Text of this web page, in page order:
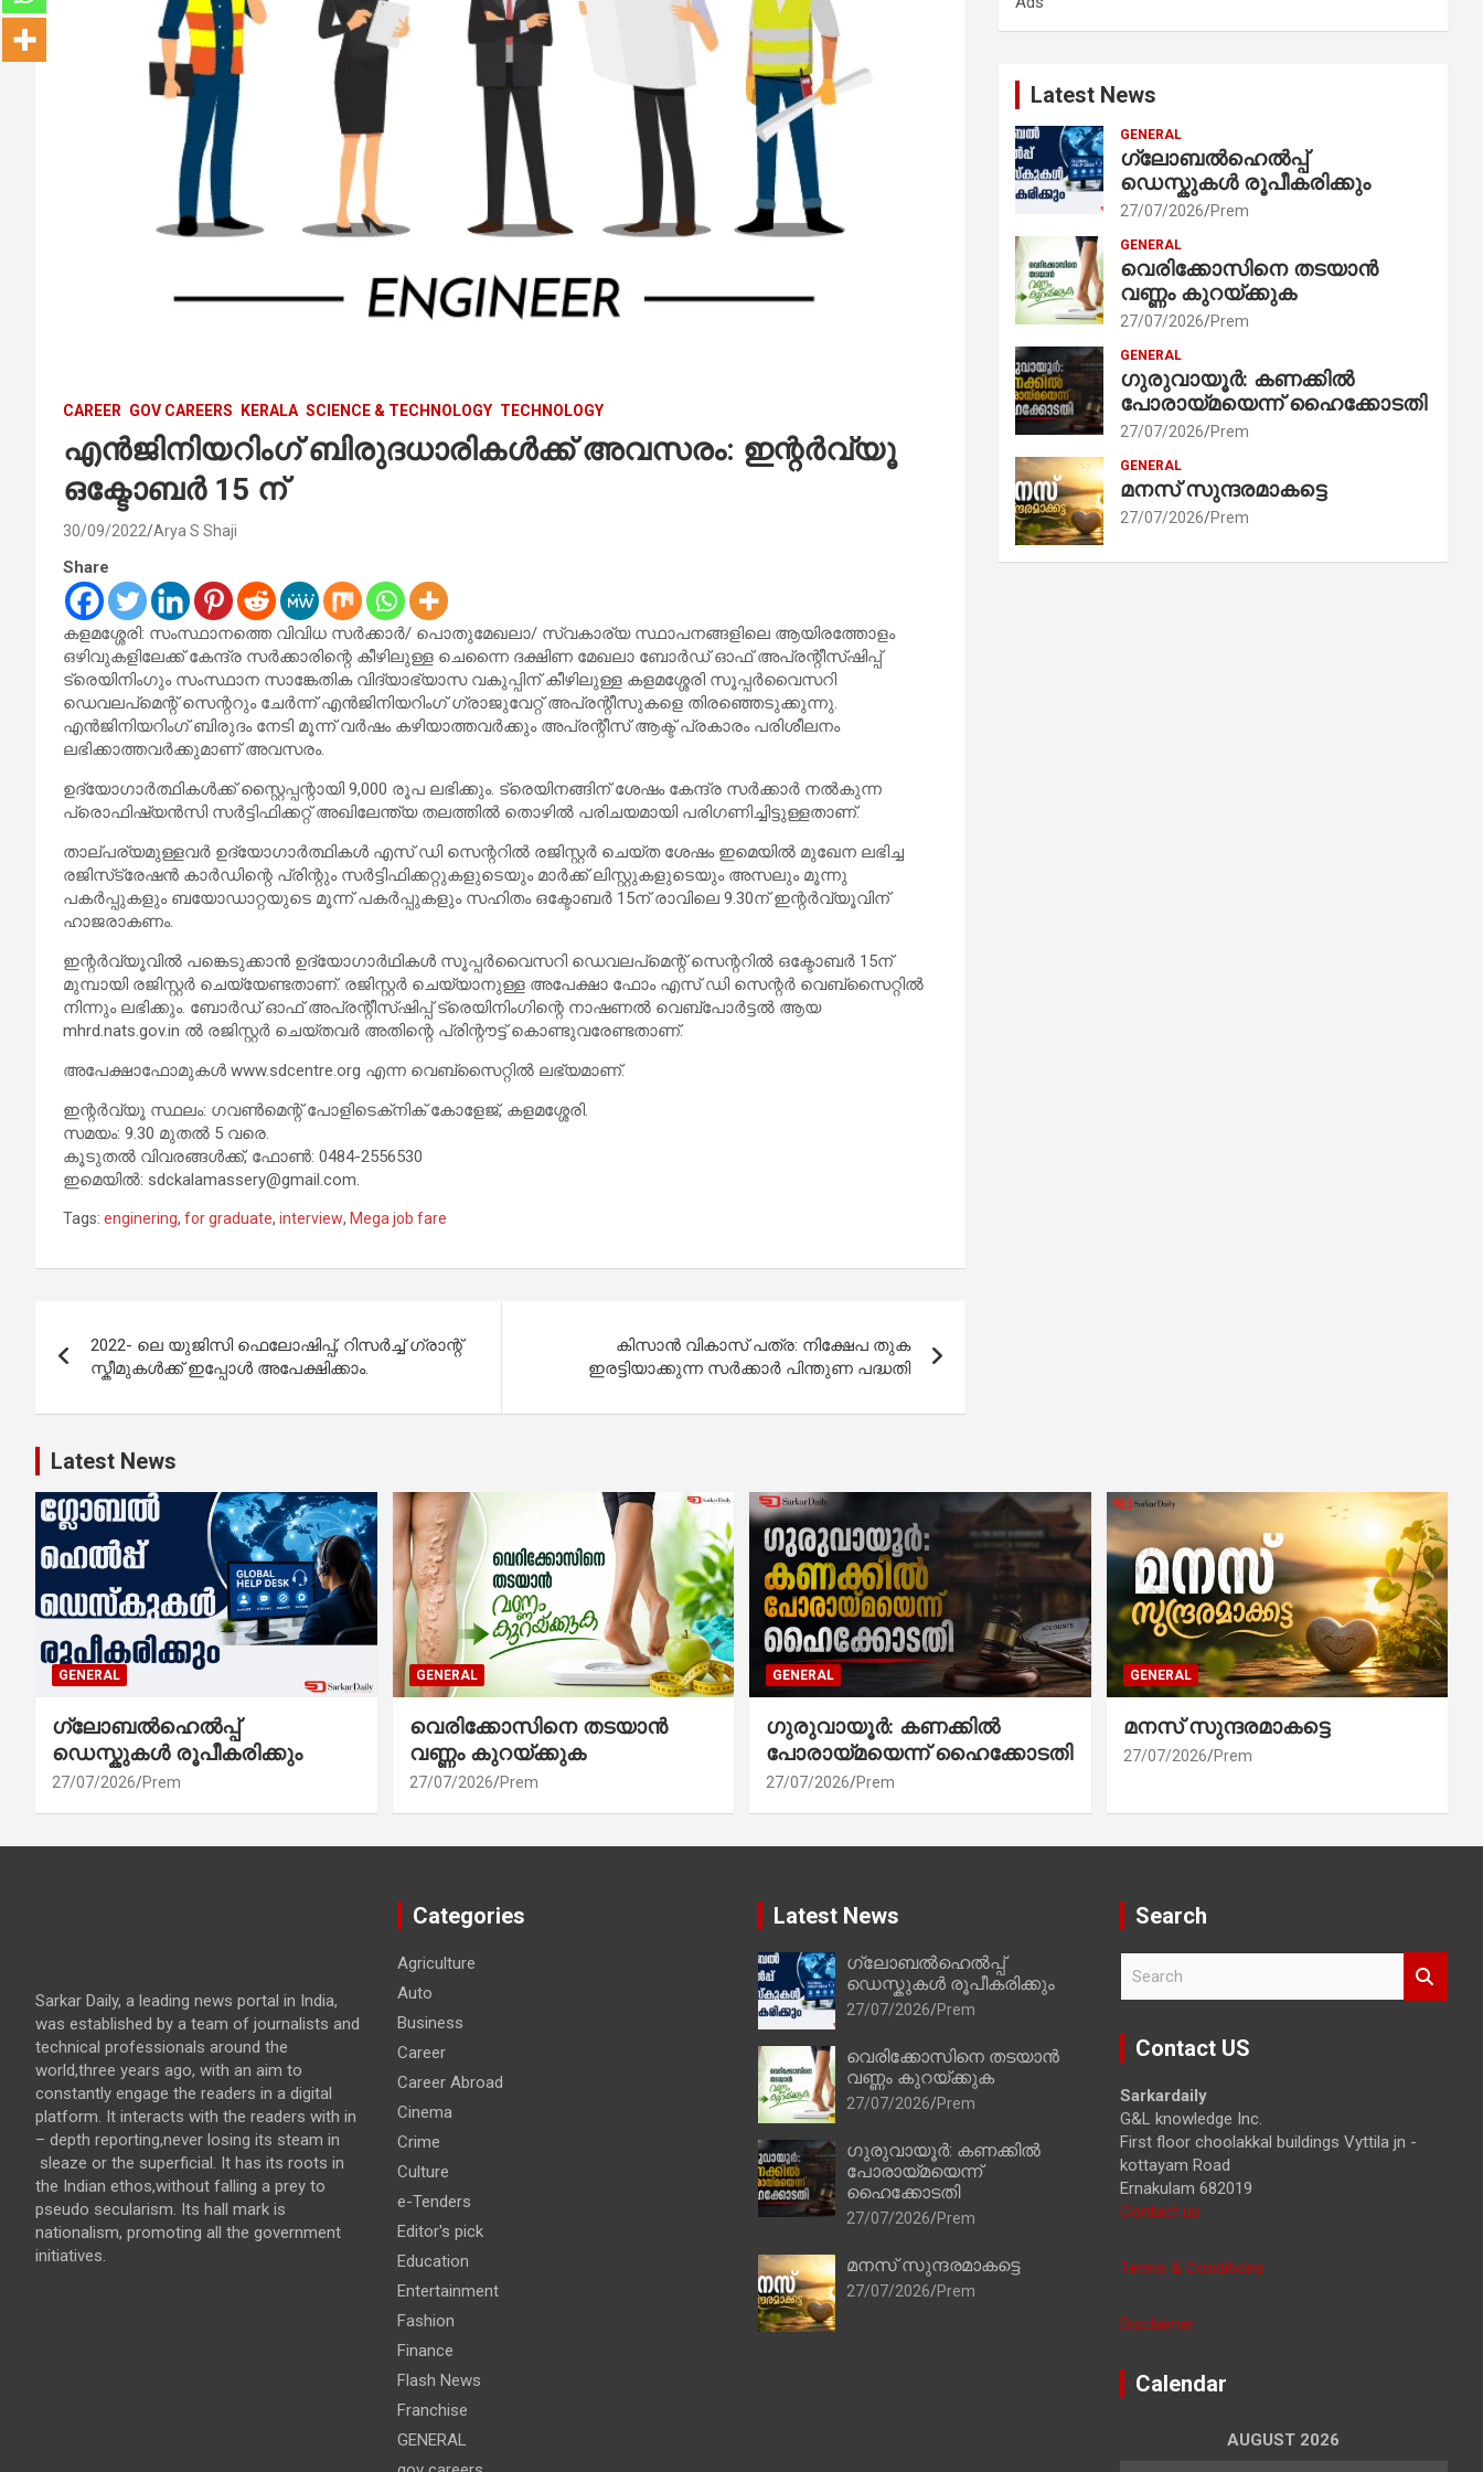
CAREER GOV CAREERS KERALA SCIENCE & TECHNOLOGY TECHNOLOGY
എൻജിനിയറിംഗ് ബിരുദധാരികൾക്ക് അവസരം: ഇന്റർവ്യൂ
ഒക്ടോബർ 15 ന്
30/09/2022 Arya S Shaji
Share
കളമശ്ശേരി: സംസ്ഥാനത്തെ വിവിധ സർക്കാർ/ പൊതുമേഖലാ/ സ്വകാര്യ സ്ഥാപനങ്ങളിലെ ആയിരത്തോളം
ഒഴിവുകളിലേക്ക് കേന്ദ്ര സർക്കാരിന്റെ കീഴിലുള്ള ചെന്നൈ ദക്ഷിണ മേഖലാ ബോർഡ് ഓഫ് അപ്രന്റീസ്ഷിപ്പ്
ട്രെയിനിംഗും സംസ്ഥാന സാങ്കേതിക വിദ്യാഭ്യാസ വകുപ്പിന് കീഴിലുള്ള കളമശ്ശേരി സൂപ്പർവൈസറി
ഡെവലപ്‌മെന്റ് സെന്ററും ചേർന്ന് എൻജിനിയറിംഗ് ഗ്രാജുവേറ്റ് അപ്രന്റീസുകളെ തിരഞ്ഞെടുക്കുന്നു.
എൻജിനിയറിംഗ് ബിരുദം നേടി മൂന്ന് വർഷം കഴിയാത്തവർക്കും അപ്രന്റീസ് ആക്ട് പ്രകാരം പരിശീലനം
ലഭിക്കാത്തവർക്കുമാണ് അവസരം.
ഉദ്യോഗാർത്ഥികൾക്ക് സ്റ്റൈപ്പന്റായി 9,000 രൂപ ലഭിക്കും. ട്രെയിനങ്ങിന് ശേഷം കേന്ദ്ര സർക്കാർ നൽകുന്ന
പ്രൊഫിഷ്യൻസി സർട്ടിഫിക്കറ്റ് അഖിലേന്ത്യ തലത്തിൽ തൊഴിൽ പരിചയമായി പരിഗണിച്ചിട്ടുള്ളതാണ്.
താല്പര്യമുള്ളവർ ഉദ്യോഗാർത്ഥികൾ എസ് ഡി സെന്ററിൽ രജിസ്റ്റർ ചെയ്ത ശേഷം ഇമെയിൽ മുഖേന ലഭിച്ച
രജിസ്‌ട്രേഷൻ കാർഡിന്റെ പ്രിന്റും സർട്ടിഫിക്കറ്റുകളുടെയും മാർക്ക് ലിസ്റ്റുകളുടെയും അസലും മൂന്നു
പകർപ്പുകളും ബയോഡാറ്റയുടെ മൂന്ന് പകർപ്പുകളും സഹിതം ഒക്ടോബർ 15ന് രാവിലെ 9.30ന് ഇന്റർവ്യൂവിന്
ഹാജരാകണം.
ഇന്റർവ്യൂവിൽ പങ്കെടുക്കാൻ ഉദ്യോഗാർഥികൾ സൂപ്പർവൈസറി ഡെവലപ്‌മെന്റ് സെന്ററിൽ ഒക്ടോബർ 15ന്
മുമ്പായി രജിസ്റ്റർ ചെയ്യേണ്ടതാണ്. രജിസ്റ്റർ ചെയ്യാനുള്ള അപേക്ഷാ ഫോം എസ് ഡി സെന്റർ വെബ്‌സൈറ്റിൽ
നിന്നും ലഭിക്കും. ബോർഡ് ഓഫ് അപ്രന്റീസ്ഷിപ്പ് ട്രെയിനിംഗിന്റെ നാഷണൽ വെബ്പോർട്ടൽ ആയ
mhrd.nats.gov.in ൽ രജിസ്റ്റർ ചെയ്തവർ അതിന്റെ പ്രിന്റൗട്ട് കൊണ്ടുവരേണ്ടതാണ്.
അപേക്ഷാഫോമുകൾ www.sdcentre.org എന്ന വെബ്‌സൈറ്റിൽ ലഭ്യമാണ്.
ഇന്റർവ്യൂ സ്ഥലം: ഗവൺമെന്റ് പോളിടെക്‌നിക് കോളേജ്, കളമശ്ശേരി.
സമയം: 9.30 മുതൽ 5 വരെ.
കൂടുതൽ വിവരങ്ങൾക്ക്, ഫോൺ: 0484-2556530
ഇമെയിൽ: sdckalamassery@gmail.com.
Tags: enginering, for graduate, interview, Mega job fare
navigation
2022- ലെ യുജിസി ഫെലോഷിപ്പ്, റിസർച്ച് ഗ്രാന്റ്
സ്കീമുകൾക്ക് ഇപ്പോൾ അപേക്ഷിക്കാം.
കിസാൻ വികാസ് പത്ര: നിക്ഷേപ തുക
ഇരട്ടിയാക്കുന്ന സർക്കാർ പിന്തുണ പദ്ധതി
Latest News
GENERAL
ഗ്ലോബൽഹെൽപ്പ്
ഡെസ്കുകൾ രൂപീകരിക്കും
27/07/2026 Prem
GENERAL
വെരിക്കോസിനെ തടയാൻ
വണ്ണം കുറയ്ക്കുക
27/07/2026 Prem
GENERAL
ഗുരുവായൂർ: കണക്കിൽ
പോരായ്മയെന്ന് ഹൈക്കോടതി
27/07/2026 Prem
GENERAL
മനസ് സുന്ദരമാകട്ടെ
27/07/2026 Prem
Latest News
GENERAL
ഗ്ലോബൽഹെൽപ്പ്
ഡെസ്കുകൾ രൂപീകരിക്കും
27/07/2026 Prem
GENERAL
വെരിക്കോസിനെ തടയാൻ
വണ്ണം കുറയ്ക്കുക
27/07/2026 Prem
GENERAL
ഗുരുവായൂർ: കണക്കിൽ
പോരായ്മയെന്ന് ഹൈക്കോടതി
27/07/2026 Prem
GENERAL
മനസ് സുന്ദരമാകട്ടെ
27/07/2026 Prem
Sarkar Daily, a leading news portal in India,
was established by a team of journalists and
technical professionals around the
world,three years ago, with an aim to
constantly engage the readers in a digital
platform. It interacts with the readers with in
– depth reporting,never losing its steam in
sleaze or the superficial. It has its roots in
the Indian ethos,without falling a prey to
pseudo secularism. Its hall mark is
nationalism, promoting all the government
initiatives.
Categories
Agriculture
Auto
Business
Career
Career Abroad
Cinema
Crime
Culture
e-Tenders
Editor's pick
Education
Entertainment
Fashion
Finance
Flash News
Franchise
GENERAL
Latest News
ഗ്ലോബൽഹെൽപ്പ്
ഡെസ്കുകൾ രൂപീകരിക്കും
27/07/2026 Prem
വെരിക്കോസിനെ തടയാൻ
വണ്ണം കുറയ്ക്കുക
27/07/2026 Prem
ഗുരുവായൂർ: കണക്കിൽ
പോരായ്മയെന്ന്
ഹൈക്കോടതി
27/07/2026 Prem
മനസ് സുന്ദരമാകട്ടെ
27/07/2026 Prem
Search
r
Contact US
Sarkardaily
G&L knowledge Inc.
First floor choolakkal buildings Vyttila jn -
kottayam Road
Ernakulam 682019
Contact us
Terms & Conditions
Disclaimer
Calendar
AUGUST 2026